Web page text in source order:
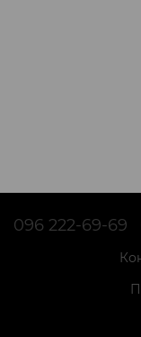
096 222-69-69